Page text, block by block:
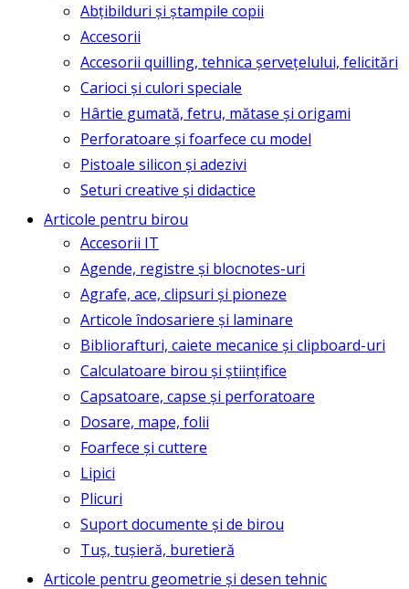
Abțibilduri și ștampile copii
Accesorii
Accesorii quilling, tehnica șervețelului, felicitări
Carioci și culori speciale
Hârtie gumată, fetru, mătase și origami
Perforatoare și foarfece cu model
Pistoale silicon și adezivi
Seturi creative și didactice
Articole pentru birou
Accesorii IT
Agende, registre și blocnotes-uri
Agrafe, ace, clipsuri și pioneze
Articole îndosariere și laminare
Bibliorafturi, caiete mecanice și clipboard-uri
Calculatoare birou și științifice
Capsatoare, capse și perforatoare
Dosare, mape, folii
Foarfece și cuttere
Lipici
Plicuri
Suport documente și de birou
Tuș, tușieră, buretieră
Articole pentru geometrie și desen tehnic